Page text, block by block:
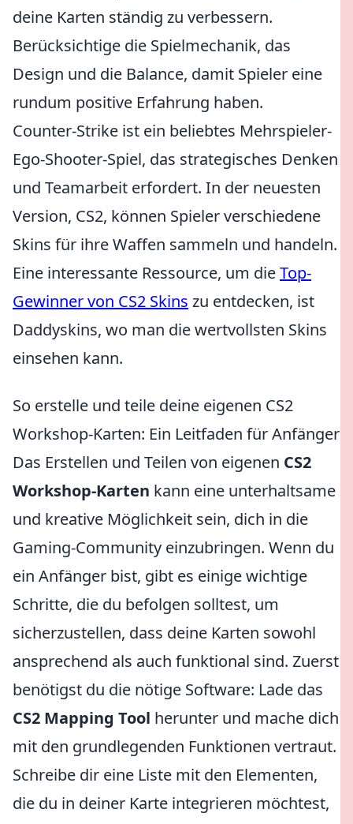
deine Karten ständig zu verbessern.
Berücksichtige die Spielmechanik, das
Design und die Balance, damit Spieler eine
rundum positive Erfahrung haben.
Counter-Strike ist ein beliebtes Mehrspieler-
Ego-Shooter-Spiel, das strategisches Denken
und Teamarbeit erfordert. In der neuesten
Version, CS2, können Spieler verschiedene
Skins für ihre Waffen sammeln und handeln.
Eine interessante Ressource, um dieTop-
Gewinner von CS2 Skins zu entdecken, ist
Daddyskins, wo man die wertvollsten Skins
einsehen kann.
So erstelle und teile deine eigenen CS2
Workshop-Karten: Ein Leitfaden für Anfänger
Das Erstellen und Teilen von eigenen CS2
Workshop-Karten kann eine unterhaltsame
und kreative Möglichkeit sein, dich in die
Gaming-Community einzubringen. Wenn du
ein Anfänger bist, gibt es einige wichtige
Schritte, die du befolgen solltest, um
sicherzustellen, dass deine Karten sowohl
ansprechend als auch funktional sind. Zuerst
benötigst du die nötige Software: Lade das
CS2 Mapping Tool herunter und mache dich
mit den grundlegenden Funktionen vertraut.
Schreibe dir eine Liste mit den Elementen,
die du in deiner Karte integrieren möchtest,